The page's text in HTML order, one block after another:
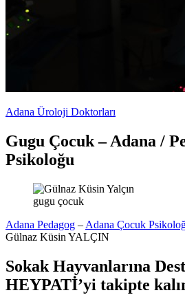
Adana Üroloji Doktorları
Gugu Çocuk – Adana /
Psikoloğu
gugu çocuk
Adana Pedagog – Adana Çocuk
Gülnaz Küsin YALÇIN
Sokak Hayvanlarına
HEYPATİ’yi takipte